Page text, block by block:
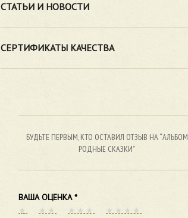
СТАТЬИ И НОВОСТИ
СЕРТИФИКАТЫ КАЧЕСТВА
БУДЬТЕ ПЕРВЫМ, КТО ОСТАВИЛ ОТЗЫВ НА “АЛЬБОМ
РОДНЫЕ СКАЗКИ”
ВАША ОЦЕНКА*